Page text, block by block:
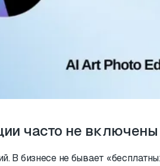
часто не
В бизнесе не бывает